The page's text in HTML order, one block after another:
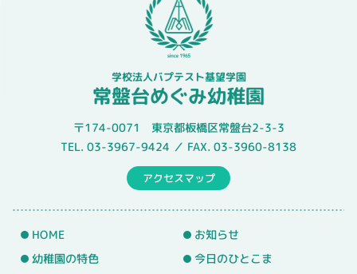
学校法人バプテスト基望学園
常盤台めぐみ幼稚園
〒174-0071 東京都板橋区常盤台2-3-3
TEL. 03-3967-9424 ／ FAX. 03-3960-8138
アクセスマップ
HOME
幼稚園の特色
お知らせ
今日のひとこま